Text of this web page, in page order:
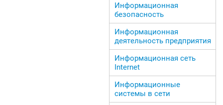
Информационная
безопасность
Информационная
деятельность предприятия
Информационная сеть
Internet
Информационные
системы в сети